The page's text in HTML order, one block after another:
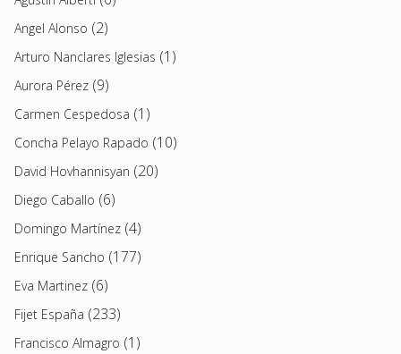
Angel Alonso (2)
Arturo Nanclares Iglesias (1)
Aurora Pérez (9)
Carmen Cespedosa (1)
Concha Pelayo Rapado (10)
David Hovhannisyan (20)
Diego Caballo (6)
Domingo Martínez (4)
Enrique Sancho (177)
Eva Martinez (6)
Fijet España (233)
Francisco Almagro (1)